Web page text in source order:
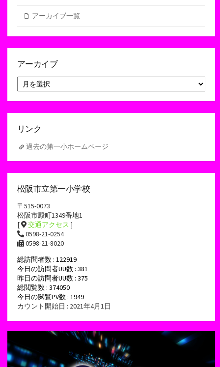
アーカイブ一覧
アーカイブ
ー
カ
リンク
過去の第一小ホームページ
松阪市立第一小学校
〒515-0073
松阪市殿町1349番地1
[
交通アクセス ]
0598-21-0254
0598-21-8020
総訪問者数 : 122919
今日の訪問者UU数 : 381
昨日の訪問者UU数 : 375
総閲覧数 : 374050
今日の閲覧PV数 : 1949
カウント開始日 : 2021年4月1日